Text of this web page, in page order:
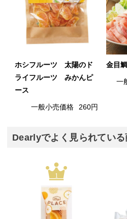
ホシフルーツ 太陽のド
ライフルーツ みかんピ
ース
一般小売価格 260円
金目
一
Dearlyでよく見られている
1